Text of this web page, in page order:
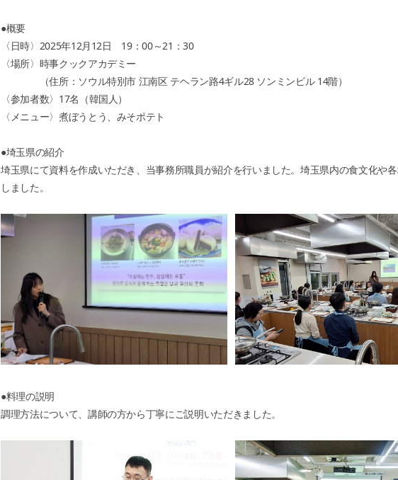
2019年6月22日（土）
2018.6 北九州市の
2018年6月23日（土）
2018.1 宮城県の料
2018年1月27日（土）
2017.12 石川県の
2017年12月9日（土）
2017.11 名古屋市
2017年11月11日（土）
2017.6 新潟県佐渡
2017年6月17日（土）
●概要
〈日時〉2025年12月12日 19：00～21：30
〈場所〉時事クックアカデミー
（住所：ソウル特別市 江南区 テヘラン路4ギル28 ソンミンビル 14階）
〈参加者数〉17名（韓国人）
〈メニュー〉煮ぼうとう、みそポテト
●埼玉県の紹介
埼玉県にて資料を作成いただき、当事務所職員が紹介を行いました。埼玉県内の食文化や
しました。
●料理の説明
調理方法について、講師の方から丁寧にご説明いただきました。